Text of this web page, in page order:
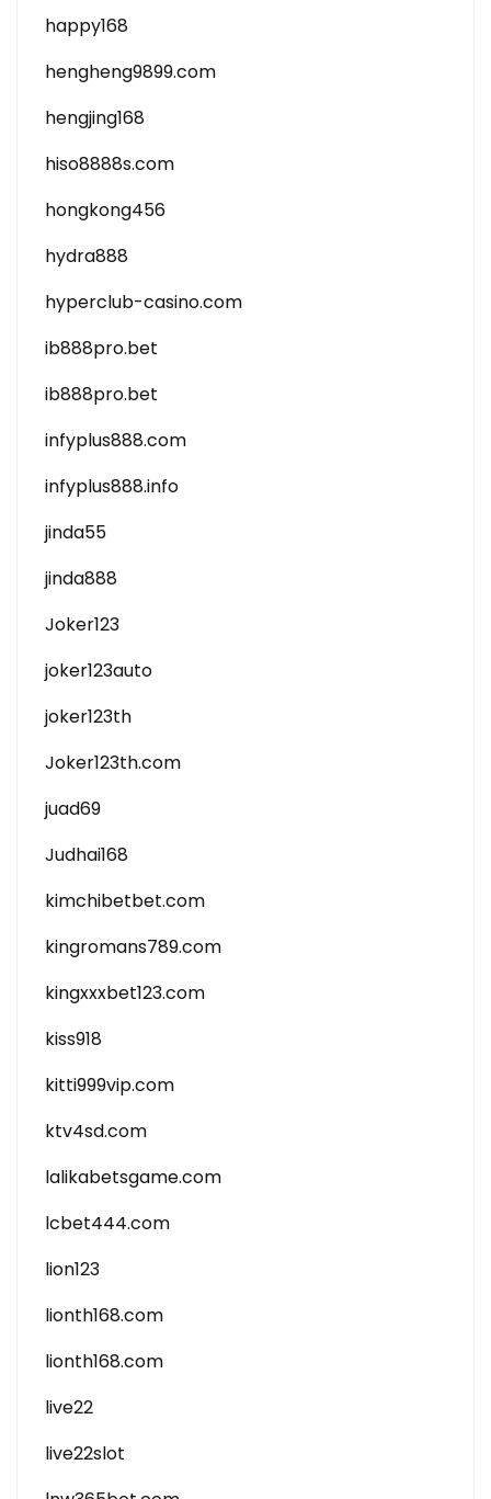
happy168
hengheng9899.com
hengjing168
hiso8888s.com
hongkong456
hydra888
hyperclub-casino.com
ib888pro.bet
ib888pro.bet
infyplus888.com
infyplus888.info
jinda55
jinda888
Joker123
joker123auto
joker123th
Joker123th.com
juad69
Judhai168
kimchibetbet.com
kingromans789.com
kingxxxbet123.com
kiss918
kitti999vip.com
ktv4sd.com
lalikabetsgame.com
lcbet444.com
lion123
lionth168.com
lionth168.com
live22
live22slot